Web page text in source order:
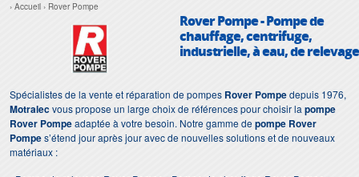
Accueil Rover Pompe
Rover Pompe - Pompe de
chauffage, centrifuge,
industrielle, à eau, de relevage
Spécialistes de la vente et réparation de pompes Rover Pompedepuis 1976,
Motralecvous propose un large choix de références pour choisir la pompe
Rover Pompeadaptée à votre besoin. Notre gamme depompe Rover
Pompes’étend jour après jour avec de nouvelles solutions et de nouveaux
matériaux :